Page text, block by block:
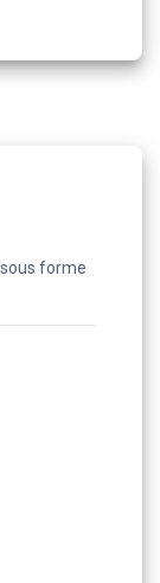
forme